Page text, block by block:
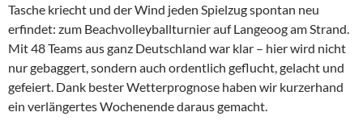
Tasche kriecht und der Wind jeden Spielzug spontan neu
erfindet: zum Beachvolleyballturnier auf Langeoog am Strand.
Mit 48 Teams aus ganz Deutschland war klar – hier wird nicht
nur gebaggert, sondern auch ordentlich geflucht, gelacht und
gefeiert. Dank bester Wetterprognose haben wir kurzerhand
ein verlängertes Wochenende daraus gemacht.